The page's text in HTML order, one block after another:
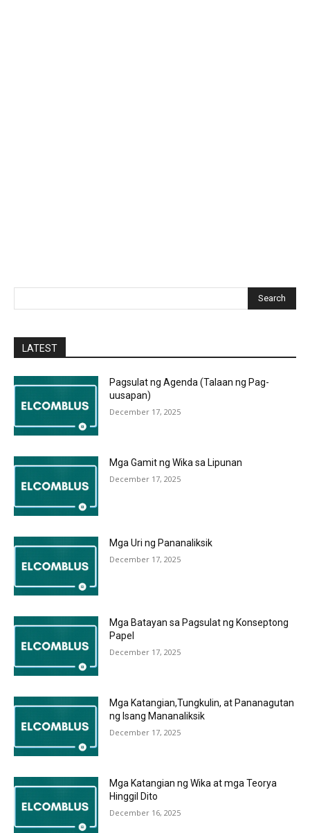
Search
LATEST
Pagsulat ng Agenda (Talaan ng Pag-
uusapan)
December 17, 2025
Mga Gamit ng Wika sa Lipunan
December 17, 2025
Mga Uri ng Pananaliksik
December 17, 2025
Mga Batayan sa Pagsulat ng Konseptong
Papel
December 17, 2025
Mga Katangian,Tungkulin, at Pananagutan
ng Isang Mananaliksik
December 17, 2025
Mga Katangian ng Wika at mga Teorya
Hinggil Dito
December 16, 2025